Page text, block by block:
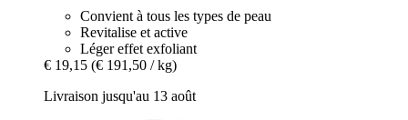
Convient à tous les types de peau
Revitalise et active
Léger effet exfoliant
€ 19,15 (€ 191,50 / kg)
Livraison jusqu'au 13 août